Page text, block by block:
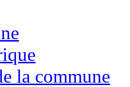
la commune